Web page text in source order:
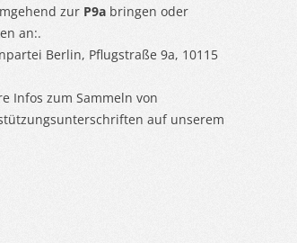
zur P9a bringen oder
an:.
Berlin, Pflugstraße 9a, 10115
Infos zum Sammeln von
auf unserem